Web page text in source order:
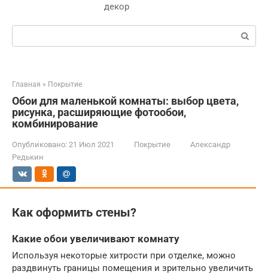
декор
Поиск:
Главная » Покрытие
Обои для маленькой комнаты: выбор цвета,
рисунка, расширяющие фотообои,
комбинирование
Опубликовано: 21 Июл 2021 Покрытие
Александр
Редькин
Как оформить стены?
Какие обои увеличивают комнату
Используя некоторые хитрости при отделке, можно
раздвинуть границы помещения и зрительно увеличить